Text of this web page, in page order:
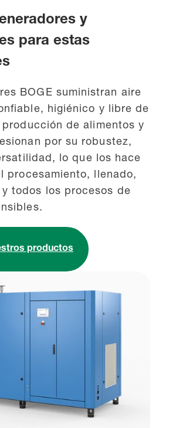
y
para estas
BOGE suministran aire
higiénico y libre de
de alimentos y
por su robustez,
lo que los hace
procesamiento, llenado,
todos los procesos de
productos